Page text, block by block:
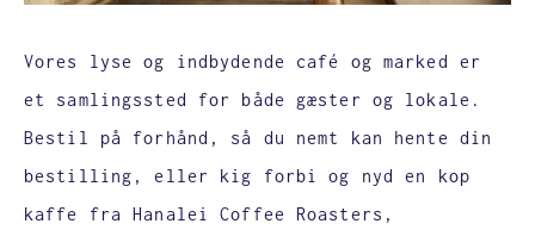
Vores lyse og indbydende café og marked er
et samlingssted for både gæster og lokale.
Bestil på forhånd, så du nemt kan hente din
bestilling, eller kig forbi og nyd en kop
kaffe fra Hanalei Coffee Roasters,